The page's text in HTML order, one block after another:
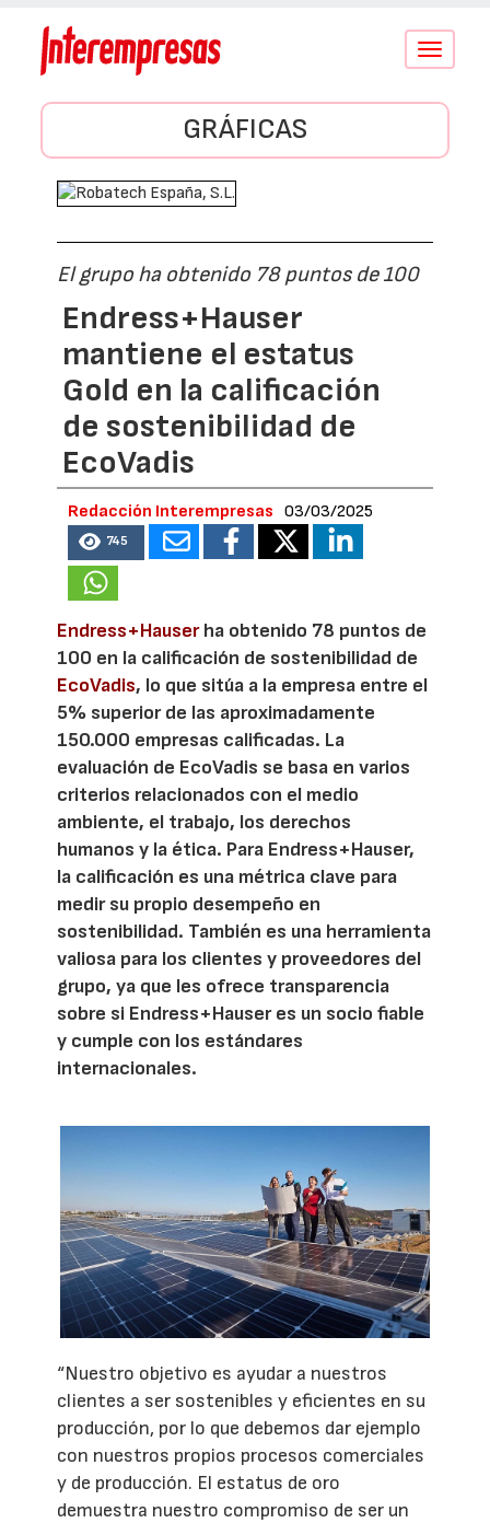
Conmutar
GRÁFICAS
El grupo ha obtenido 78 puntos de 100
Endress+Hauser
mantiene el estatus
Gold en la calificación
de sostenibilidad de
EcoVadis
Redacción Interempresas 03/03/2025
745
Endress+Hauserha obtenido 78 puntos de
100 en la calificación de sostenibilidad de
EcoVadis, lo que sitúa a la empresa entre el
5% superior de las aproximadamente
150.000 empresas calificadas. La
evaluación de EcoVadis se basa en varios
criterios relacionados con el medio
ambiente, el trabajo, los derechos
humanos y la ética. Para Endress+Hauser,
la calificación es una métrica clave para
medir su propio desempeño en
sostenibilidad. También es una herramienta
valiosa para los clientes y proveedores del
grupo, ya que les ofrece transparencia
sobre si Endress+Hauser es un socio fiable
y cumple con los estándares
internacionales.
“Nuestro objetivo es ayudar a nuestros
clientes a ser sostenibles y eficientes en su
producción, por lo que debemos dar ejemplo
con nuestros propios procesos comerciales
y de producción. El estatus de oro
demuestra nuestro compromiso de ser un